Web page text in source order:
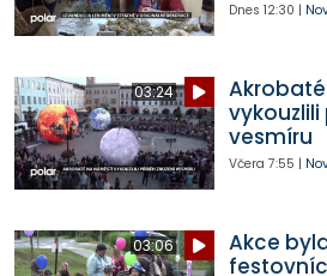
Dnes 12:30 |
03:24
vesmíru
Včera 7:55 |
03:06
Akce